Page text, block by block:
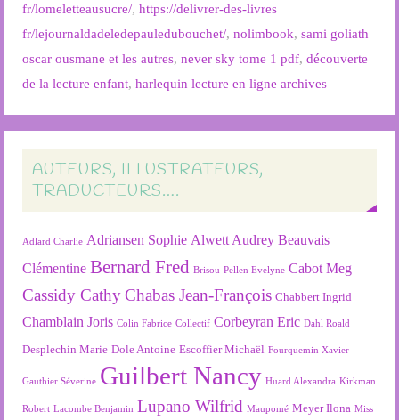
fr/lomeletteausucre/,https://delivrer-des-livres
fr/lejournaldadeledepauledubouchet/,nolimbook,sami goliath
oscar ousmane et les autres,never sky tome 1 pdf,découverte
de la lecture enfant,harlequin lecture en ligne archives
AUTEURS, ILLUSTRATEURS,
TRADUCTEURS….
Adlard Charlie Adriansen Sophie Alwett Audrey Beauvais
Clémentine Bernard Fred Brisou-Pellen Evelyne Cabot Meg
Cassidy Cathy Chabas Jean-François Chabbert Ingrid
Chamblain Joris Colin Fabrice Collectif Corbeyran Eric Dahl Roald
Desplechin Marie Dole Antoine Escoffier Michaël Fourquemin Xavier
Gauthier Séverine Guilbert Nancy Huard Alexandra Kirkman
Robert Lacombe Benjamin Lupano Wilfrid Maupomé Meyer Ilona Miss